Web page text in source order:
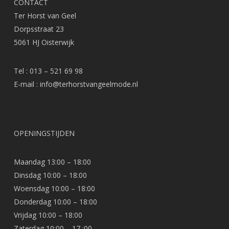
CONTACT
Ter Horst van Geel
Dorpsstraat 23
5061 HJ Oisterwijk
Tel : 013 – 521 69 98
E-mail : info@terhorstvangeelmode.nl
OPENINGSTIJDEN
Maandag 13:00 – 18:00
Dinsdag 10:00 – 18:00
Woensdag 10:00 – 18:00
Donderdag 10:00 – 18:00
Vrijdag 10:00 – 18:00